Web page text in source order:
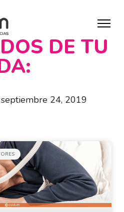
DE TU
24, 2019